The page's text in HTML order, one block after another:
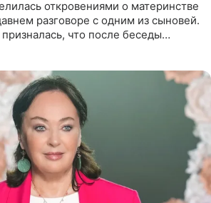
откровениями о материнстве
разговоре с одним из сыновей.
что после беседы